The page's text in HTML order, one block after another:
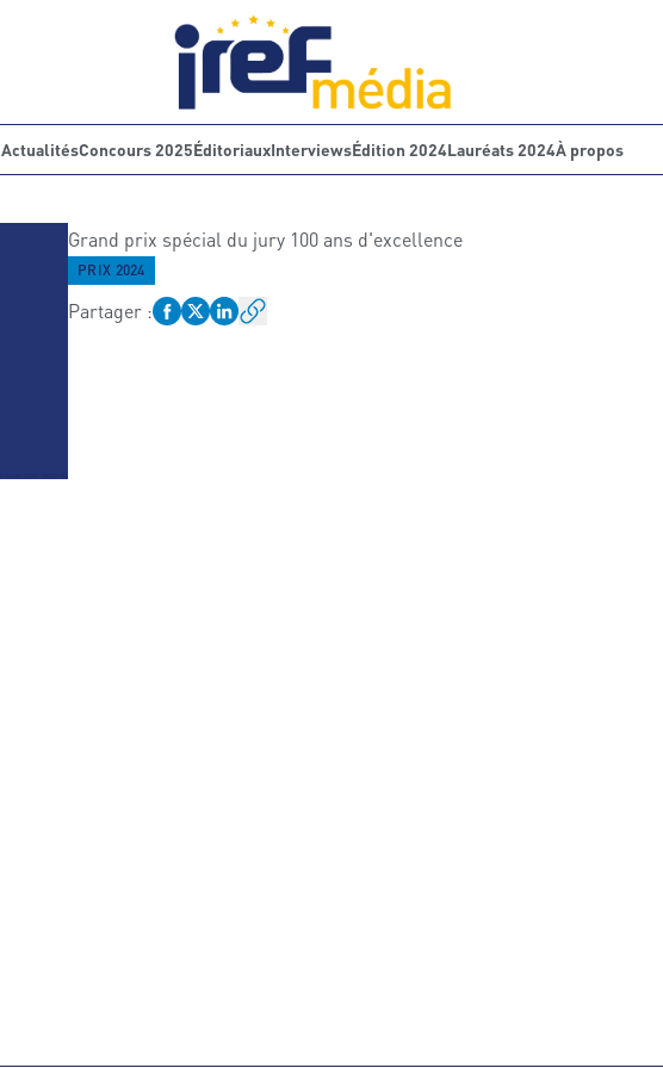
ActualitésConcours 2025ÉditoriauxInterviewsÉdition 2024Lauréats 2024À propos
Grand prix spécial du jury 100 ans d'excellence
PRIX 2024
Partager :